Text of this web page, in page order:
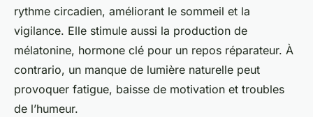
rythme circadien, améliorant le sommeil et la
vigilance. Elle stimule aussi la production de
mélatonine, hormone clé pour un repos réparateur. À
contrario, un manque de lumière naturelle peut
provoquer fatigue, baisse de motivation et troubles
de l’humeur.